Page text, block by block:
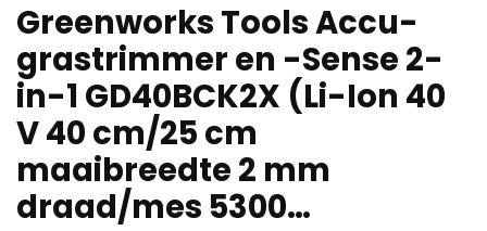
Greenworks Tools Accu-
grastrimmer en -Sense 2-
in-1 GD40BCK2X (Li-Ion 40
V 40 cm/25 cm
maaibreedte 2 mm
draad/mes 5300…